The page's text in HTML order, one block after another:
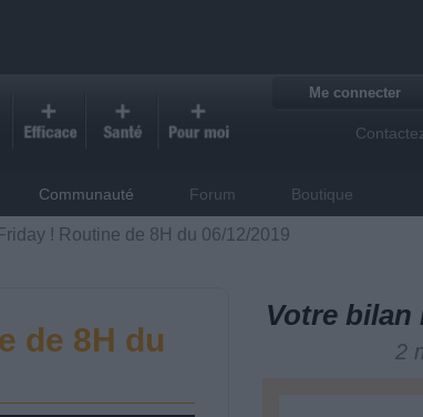
Me connecter
Communauté Forum Boutique
! Routine de 8H du 06/12/2019
de 8H du
Votre bilan
2